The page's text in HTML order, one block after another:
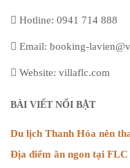
Hotline: 0941 714 888
Email: booking-
Website: villaflc.com
BÀI VIẾT NỔI BẬT
Du lịch Thanh Hóa nên
Địa điểm ăn ngon tại FLC